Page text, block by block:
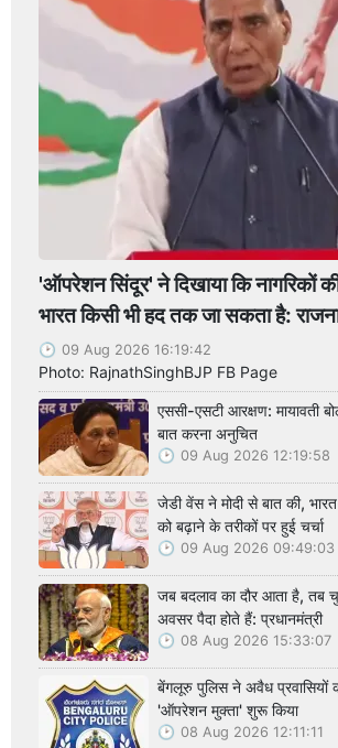
'ऑपरेशन सिंदूर' ने दिखाया कि नागरिकों
भारत किसी भी हद तक जा सकता है:
09 Aug 2026 16:19:42
Photo: RajnathSinghBJP FB Page
एससी-एसटी आरक्षण: मायावती
बात करना अनुचित
09 Aug 2026 12:19:58
जेडी वेंस ने मोदी से बात की,
को बढ़ाने के तरीकों पर हुई चर्चा
09 Aug 2026 09:49:03
जब बदलाव का दौर आता है, तब
अवसर पैदा होते हैं: प्रधानमंत्री
08 Aug 2026 15:33:07
बेंगलूरु पुलिस ने अवैध प्रवासियों
'ऑपरेशन मुक्ता' शुरू किया
08 Aug 2026 12:11:11